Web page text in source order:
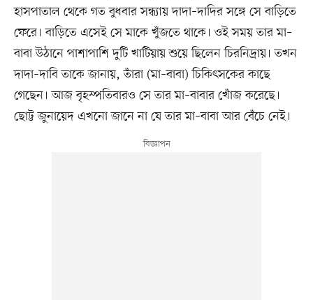
হাসপাতাল থেকে গত বুধবার সন্ধ্যায় দাদা–দাদির সঙ্গে সে বাড়িতে
ফেরে। বাড়িতে এসেই সে মাকে খুঁজতে থাকে। ওই সময় তার মা–
বাবা উঠানে পাশাপাশি দুটি খাটিয়ায় শুয়ে ছিলেন চিরনিদ্রায়। তখন
দাদা–দাবি তাকে জানায়, তাঁরা (মা–বাবা) চিকিৎসকের কাছে
গেছেন। আজ বৃহস্পতিবারও সে তার মা–বাবার খোঁজ করেছে।
ছোট্ট জুনায়েদ এখনো জানে না যে তার মা–বাবা আর বেঁচে নেই।